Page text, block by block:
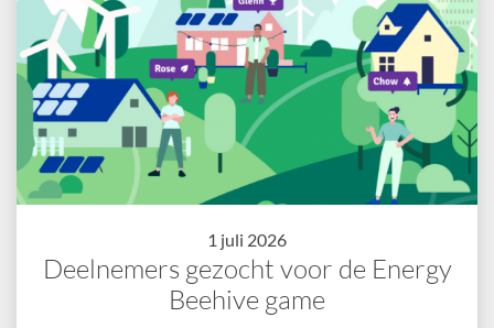
1 juli 2026
Deelnemers gezocht voor de Energy
Beehive game